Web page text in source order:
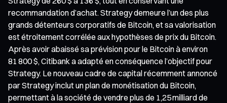
recommandation d’achat. Strategy demeure l’un des plus
grands détenteurs corporatifs de Bitcoin, et sa valorisation
est étroitement corrélée aux hypothèses de prix du Bitcoin.
Après avoir abaissé sa prévision pour le Bitcoin à environ
81 800 $, Citibank a adapté en conséquence l’objectif pour
Strategy. Le nouveau cadre de capital récemment annoncé
par Strategy inclut un plan de monétisation du Bitcoin,
permettant à la société de vendre plus de 1,25 milliard de